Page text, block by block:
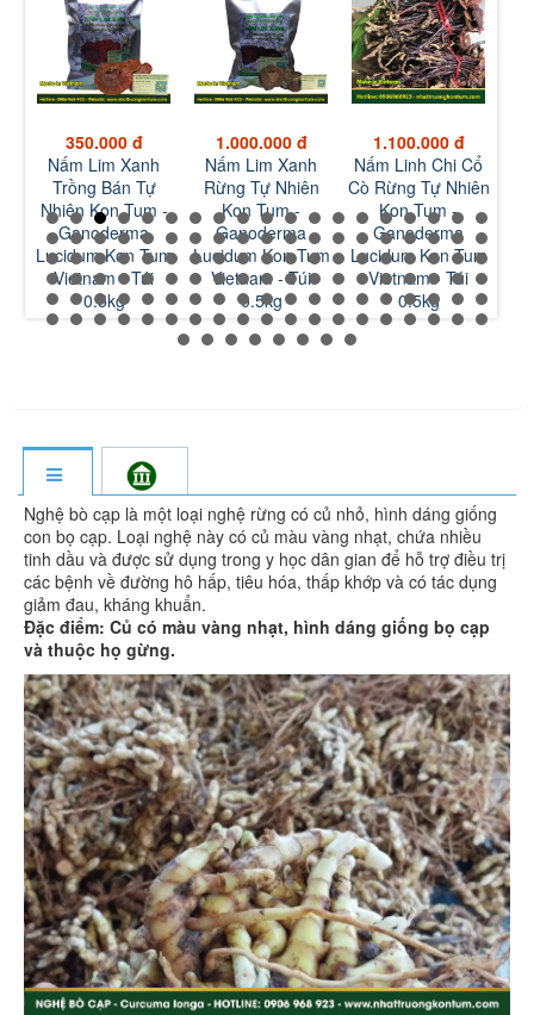
350.000 đ
Nấm Lim Xanh
Trồng Bán Tự
Nhiên Kon Tum -
Ganoderma
Lucidum Kon Tum
Vietnam - Túi
0.5kg
1.000.000 đ
Nấm Lim Xanh
Rừng Tự Nhiên
Kon Tum -
Ganoderma
Lucidum Kon Tum
Vietnam - Túi
0.5kg
1.100.000 đ
Nấm Linh Chi Cổ
Cò Rừng Tự Nhiên
Kon Tum -
Ganoderma
Lucidum Kon Tum
Vietnam - Túi
0.5kg
Nghệ bò cạp là một loại nghệ rừng có củ nhỏ, hình dáng giống
con bọ cạp. Loại nghệ này có củ màu vàng nhạt, chứa nhiều
tinh dầu và được sử dụng trong y học dân gian để hỗ trợ điều trị
các bệnh về đường hô hấp, tiêu hóa, thấp khớp và có tác dụng
giảm đau, kháng khuẩn.
Đặc điểm: Củ có màu vàng nhạt, hình dáng giống bọ cạp
và thuộc họ gừng.